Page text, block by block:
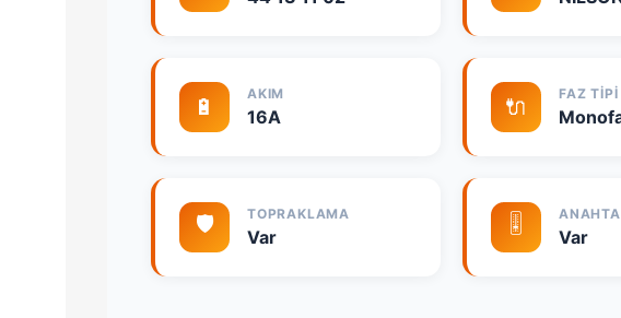
🔋 AKIM
16A 🔌 FAZ TIPI
🛡️ TOPRAKLAMA
Var
🎚️
Var